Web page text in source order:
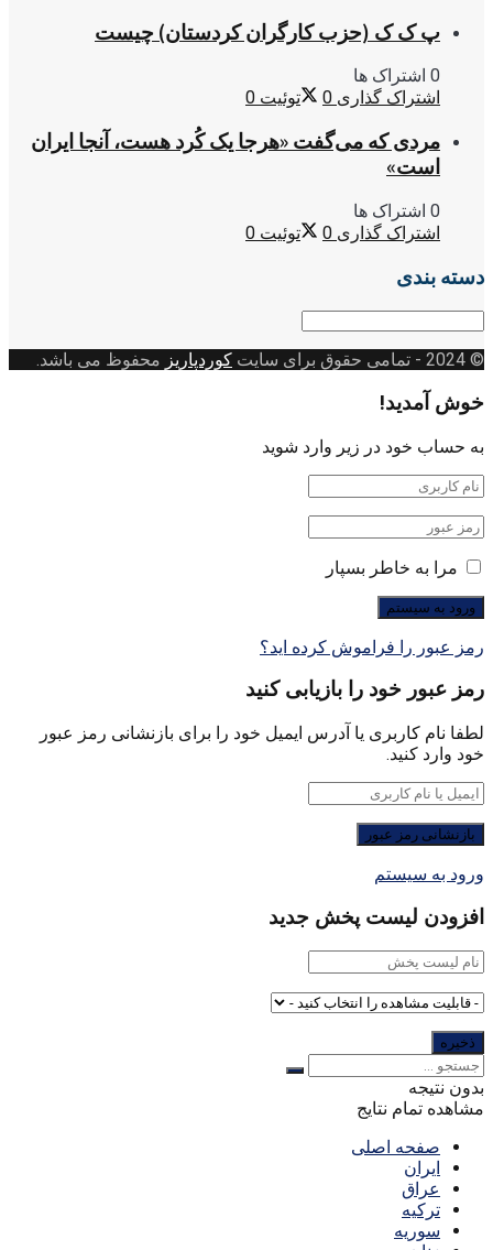
پ ک ک (حزب کارگران کردستان) چیست
0 اشتراک ها
اشتراک گذاری 0 توئیت 0
مردی که می‌گفت «هرجا یک کُرد هست، آنجا ایران
است»
0 اشتراک ها
اشتراک گذاری 0 توئیت 0
دسته بندی
© 2024
- تمامی حقوق برای سایت کوردپاریز محفوظ می باشد.
خوش آمدید!
به حساب خود در زیر وارد شوید
مرا به خاطر بسپار
رمز عبور را فراموش کرده اید؟
رمز عبور خود را بازیابی کنید
لطفا نام کاربری یا آدرس ایمیل خود را برای بازنشانی رمز عبور
خود وارد کنید.
ورود به سیستم
افزودن لیست پخش جدید
بدون نتیجه
مشاهده تمام نتایج
صفحه اصلی
ایران
عراق
ترکیه
سوریه